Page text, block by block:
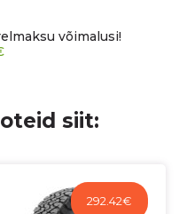
võimalusi!
siit:
292.42€